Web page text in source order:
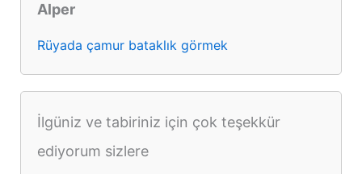
Alper
Rüyada çamur bataklık görmek
İlgüniz ve tabiriniz için çok teşekkür
ediyorum sizlere